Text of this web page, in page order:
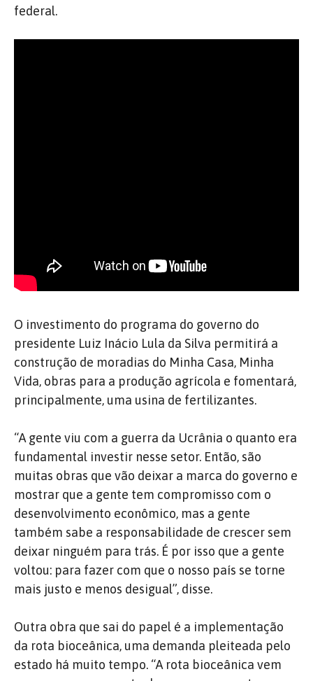
federal.
O investimento do programa do governo do
presidente Luiz Inácio Lula da Silva permitirá a
construção de moradias do Minha Casa, Minha
Vida, obras para a produção agrícola e fomentará,
principalmente, uma usina de fertilizantes.
“A gente viu com a guerra da Ucrânia o quanto era
fundamental investir nesse setor. Então, são
muitas obras que vão deixar a marca do governo e
mostrar que a gente tem compromisso com o
desenvolvimento econômico, mas a gente
também sabe a responsabilidade de crescer sem
deixar ninguém para trás. É por isso que a gente
voltou: para fazer com que o nosso país se torne
mais justo e menos desigual”, disse.
Outra obra que sai do papel é a implementação
da rota bioceânica, uma demanda pleiteada pelo
estado há muito tempo. “A rota bioceânica vem